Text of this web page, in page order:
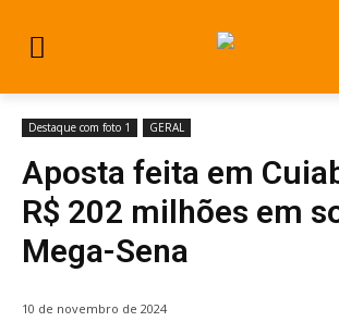
Destaque com foto 1 GERAL
Aposta feita em
R$ 202 milhões em
Mega-Sena
10 de novembro de 2024